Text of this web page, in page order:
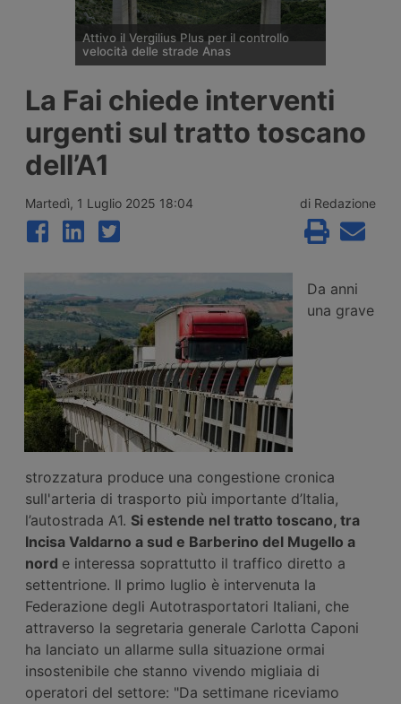
Attivo il Vergilius Plus per il controllo
velocità delle strade Anas
Plus sviluppato da Anas e Polizia Stradale,
evoluzione del dispositivo attivo dal 2012,
controlla la velocità media e istantanea dei
veicoli su 36 tratte stradali e autostradali
per complessivi 211 chilometri, in entrambe
le direzioni di marcia. Ecco dove è attivo.
La Fai chiede interventi
urgenti sul tratto toscano
dell’A1
Martedì, 1 Luglio 2025 18:04 di Redazione
Da anni
una grave
strozzatura produce una congestione cronica
sull'arteria di trasporto più importante d’Italia,
l’autostrada A1. Si estende nel tratto toscano, tra
Incisa Valdarno a sud e Barberino del Mugello a
nord e interessa soprattutto il traffico diretto a
settentrione. Il primo luglio è intervenuta la
Federazione degli Autotrasportatori Italiani, che
attraverso la segretaria generale Carlotta Caponi
ha lanciato un allarme sulla situazione ormai
insostenibile che stanno vivendo migliaia di
operatori del settore: "Da settimane riceviamo